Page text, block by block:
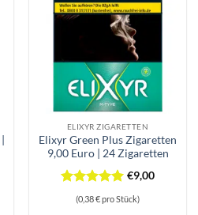
ELIXYR ZIGARETTEN
Elixyr Green Plus Zigaretten
9,00 Euro | 24 Zigaretten
Bewertet
mit5
von
€9,00
(0,38 € pro Stück)